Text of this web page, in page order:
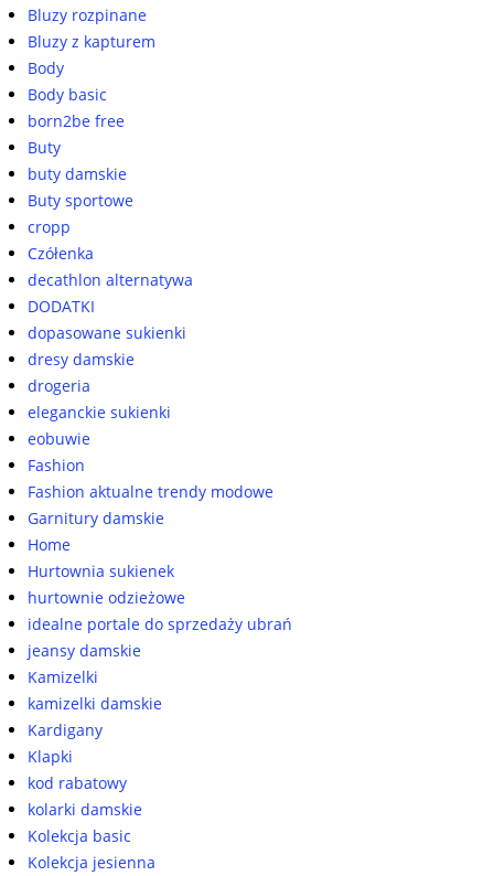
Bluzy rozpinane
Bluzy z kapturem
Body
Body basic
born2be free
Buty
buty damskie
Buty sportowe
cropp
Czółenka
decathlon alternatywa
DODATKI
dopasowane sukienki
dresy damskie
drogeria
eleganckie sukienki
eobuwie
Fashion
Fashion aktualne trendy modowe
Garnitury damskie
Home
Hurtownia sukienek
hurtownie odzieżowe
idealne portale do sprzedaży ubrań
jeansy damskie
Kamizelki
kamizelki damskie
Kardigany
Klapki
kod rabatowy
kolarki damskie
Kolekcja basic
Kolekcja jesienna